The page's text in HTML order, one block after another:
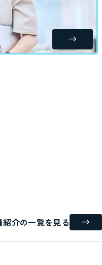
紹介の一覧を見る